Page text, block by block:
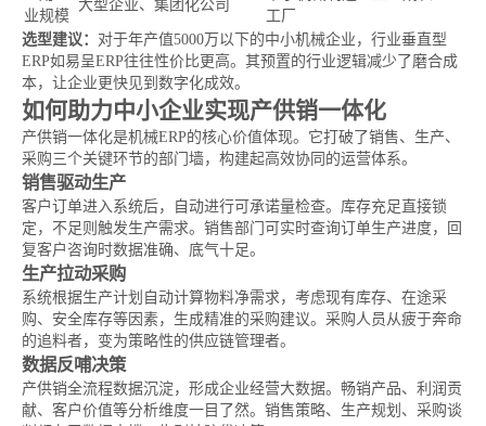
业规模
大型企业、集团化公司
工厂
选型建议： 对于年产值5000万以下的中小机械企业，行业垂直型
ERP如易呈ERP往往性价比更高。其预置的行业逻辑减少了磨合成
本，让企业更快见到数字化成效。
如何助力中小企业实现产供销一体化
产供销一体化是机械ERP的核心价值体现。它打破了销售、生产、
采购三个关键环节的部门墙，构建起高效协同的运营体系。
销售驱动生产
客户订单进入系统后，自动进行可承诺量检查。库存充足直接锁
定，不足则触发生产需求。销售部门可实时查询订单生产进度，回
复客户咨询时数据准确、底气十足。
生产拉动采购
系统根据生产计划自动计算物料净需求，考虑现有库存、在途采
购、安全库存等因素，生成精准的采购建议。采购人员从疲于奔命
的追料者，变为策略性的供应链管理者。
数据反哺决策
产供销全流程数据沉淀，形成企业经营大数据。畅销产品、利润贡
献、客户价值等分析维度一目了然。销售策略、生产规划、采购谈